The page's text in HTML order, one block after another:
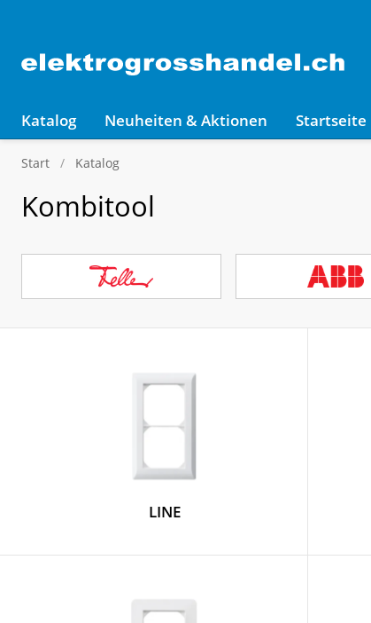
Katalog Neuheiten & Aktionen Startseite
Start Katalog
Kombitool
LINE